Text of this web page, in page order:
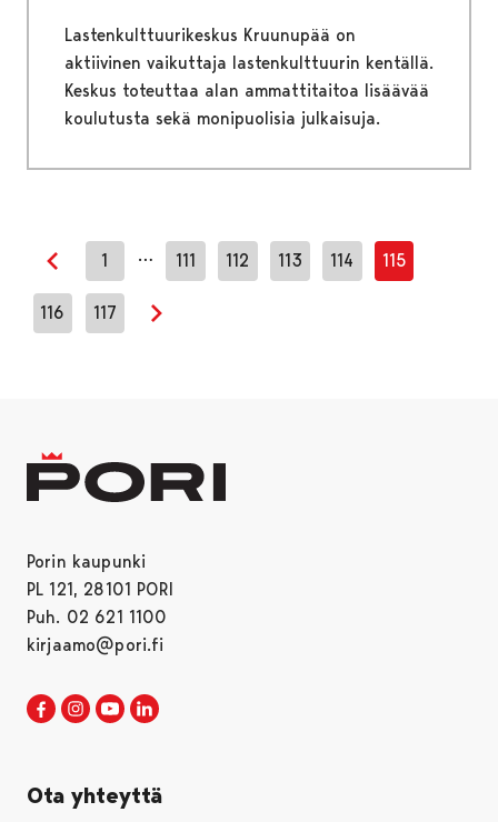
Lastenkulttuurikeskus Kruunupää on
aktiivinen vaikuttaja lastenkulttuurin kentällä.
Keskus toteuttaa alan ammattitaitoa lisäävää
koulutusta sekä monipuolisia julkaisuja.
Edellinen sivu
1 … 111 112 113 114 115
116 117
Porin kaupunki
PL 121, 28101 PORI
Puh. 02 621 1100
kirjaamo@pori.fi
Porin kaupunki Facebookissa
Avautuu uudessa välilehdessä
Porin kaupunki Instagramissa
Avautuu uudessa välilehdessä
Porin kaupunki Youtubessa
Avautuu uudessa välilehdessä
Ota yhteyttä